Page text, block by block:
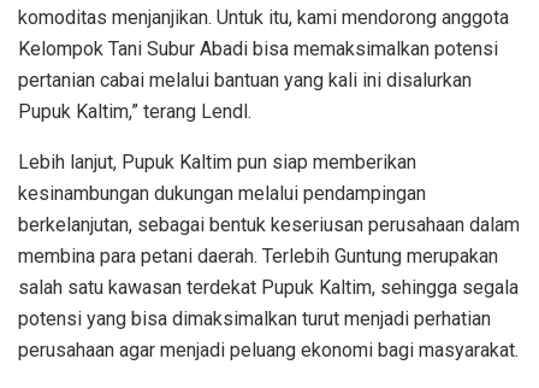
komoditas menjanjikan. Untuk itu, kami mendorong anggota
Kelompok Tani Subur Abadi bisa memaksimalkan potensi
pertanian cabai melalui bantuan yang kali ini disalurkan
Pupuk Kaltim,” terang Lendl.
Lebih lanjut, Pupuk Kaltim pun siap memberikan
kesinambungan dukungan melalui pendampingan
berkelanjutan, sebagai bentuk keseriusan perusahaan dalam
membina para petani daerah. Terlebih Guntung merupakan
salah satu kawasan terdekat Pupuk Kaltim, sehingga segala
potensi yang bisa dimaksimalkan turut menjadi perhatian
perusahaan agar menjadi peluang ekonomi bagi masyarakat.